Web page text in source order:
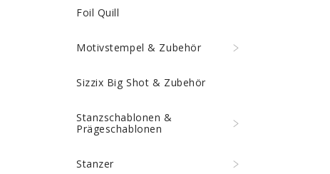
Foil Quill
Motivstempel & Zubehör
Sizzix Big Shot & Zubehör
Stanzschablonen &
Prägeschablonen
Stanzer